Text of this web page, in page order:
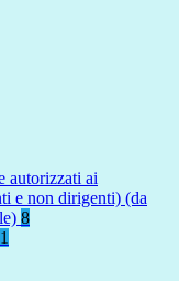
autorizzati ai
e non dirigenti) (da
8
1